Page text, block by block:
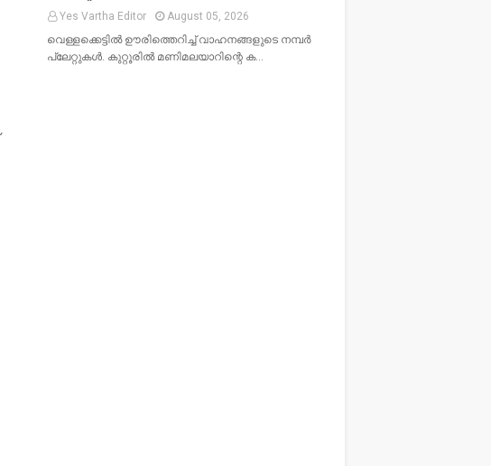
Yes Vartha Editor
August 05, 2026
വെള്ളക്കെട്ടിൽ ഊരിത്തെറിച്ച് വാഹനങ്ങളുടെ നമ്പർ
പ്ലേറ്റുകൾ. കുറ്റൂരിൽ മണിമലയാറിന്റെ ക…